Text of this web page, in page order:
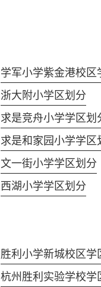
学军小学紫金港校区
浙大附小学区划分
求是竞舟小学学区划
求是和家园小学学区
文一街小学学区划分
西湖小学学区划分
胜利小学新城校区学
杭州胜利实验学校学